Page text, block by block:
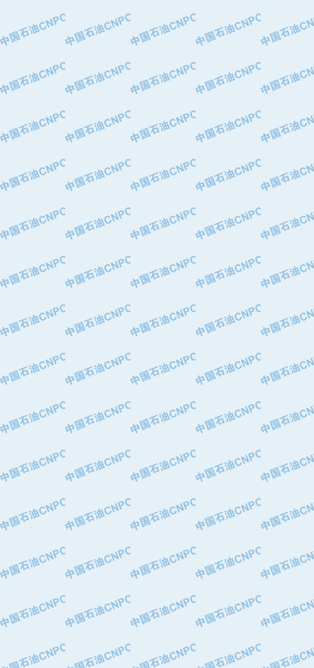
·中国石油锦西石化分公司
·大港油田集团有限责任公司
·天津钢管集团股份有限公司
·深圳市肯多斯实业发展有限公司
·山东墨龙石油机械股份有限公司
·无锡西姆莱斯石油专用管制造有限公
·武汉钢铁（集团）公司
·马鞍山钢铁股份有限公司
·中国石油天然气股份有限公司兰州石
·中国石油大港油田分公司
·靖江市天和泵业有限公司
·西安长庆钻宇集团咸阳石化有限公司
·新疆新冠控制系统工程有限公司
·新疆安维消防设施器材有限公司
·华北石油津工机械制造有限公司
·中国石化茂名石化分公司
·上海山武控制仪表有限公司
·上海赛科石油化工有限责任公司
·河北卓唯钢管制造有限公司
·上海高桥石化
·中国石化扬子石油化工股份有限公司
·中国石化长岭炼化公司
·中国石油长庆油田分公司
·山东墨龙石油机械股份有限公司
·大庆油田物资集团
·南阳防爆集团有限公司
·乳山市力久特种电机有限公司
·沈阳全密封变压器股份有限公司
·河北华北石油天成实业集团有限公司
·中国石化镇海炼油化工股份有限公司